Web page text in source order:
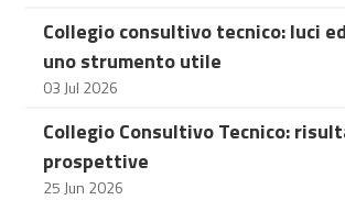
Collegio consultivo tecnico: luci
uno strumento utile
03 Jul 2026
Collegio Consultivo Tecnico:
prospettive
25 Jun 2026